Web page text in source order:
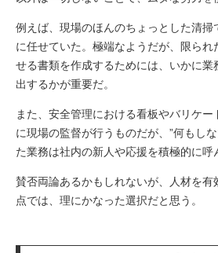
例えば、現場のほんのちょっとした清掃
に任せていた。極端なようだが、限られ
せる書類を作成するためには、いかに
出するかが重要だ。
また、安全管理における看板やバリケ
に現場の監督が行うものだが、”何もし
た業務は社内の新人や応援を積極的に呼
賛否両論あるかもしれないが、人材を有
点では、理にかなった選択だと思う。